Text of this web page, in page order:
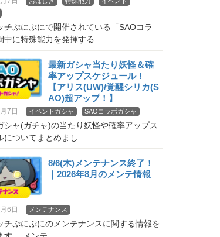
チぷにぷにで開催されている「SAOコラ
中に特殊能力を発揮する...
最新ガシャ当たり妖怪＆確
率アップスケジュール！
【アリス(UW)/覚醒シリカ(S
AO)超アップ！】
7日 イベントガシャ SAOコラボガシャ
シャ(ガチャ)の当たり妖怪や確率アップス
についてまとめまし...
8/6(木)メンテナンス終了！
｜2026年8月のメンテ情報
6日 メンテナンス
チぷにぷにのメンテナンスに関する情報を